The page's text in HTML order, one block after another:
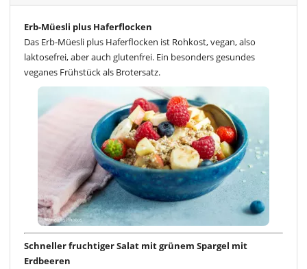
Erb-Müesli plus Haferflocken
Das Erb-Müesli plus Haferflocken ist Rohkost, vegan, also
laktosefrei, aber auch glutenfrei. Ein besonders gesundes
veganes Frühstück als Brotersatz.
Schneller fruchtiger Salat mit grünem Spargel mit
Erdbeeren